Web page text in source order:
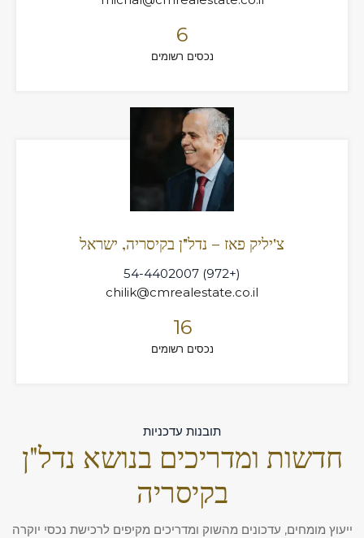
6
נכסים רשומים
צ'יליק פאז – נדל"ן בקיסריה, ישראל
(+972) 54-4402007
chilik@cmrealestate.co.il
16
נכסים רשומים
תובנות עדכניות
חדשות ומדריכים בנושא נדל"ן
בקיסריה
ייעוץ מומחים, עדכונים מהשוק ומדריכים מקיפים לרכישת נכסי יוקרה